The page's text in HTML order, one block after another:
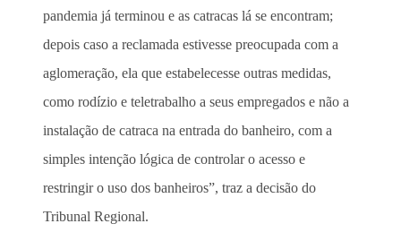
pandemia já terminou e as catracas lá se encontram;
depois caso a reclamada estivesse preocupada com a
aglomeração, ela que estabelecesse outras medidas,
como rodízio e teletrabalho a seus empregados e não a
instalação de catraca na entrada do banheiro, com a
simples intenção lógica de controlar o acesso e
restringir o uso dos banheiros”, traz a decisão do
Tribunal Regional.